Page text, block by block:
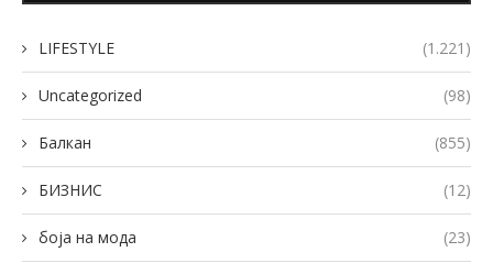
LIFESTYLE (1.221)
Uncategorized (98)
Балкан (855)
БИЗНИС (12)
боја на мода (23)